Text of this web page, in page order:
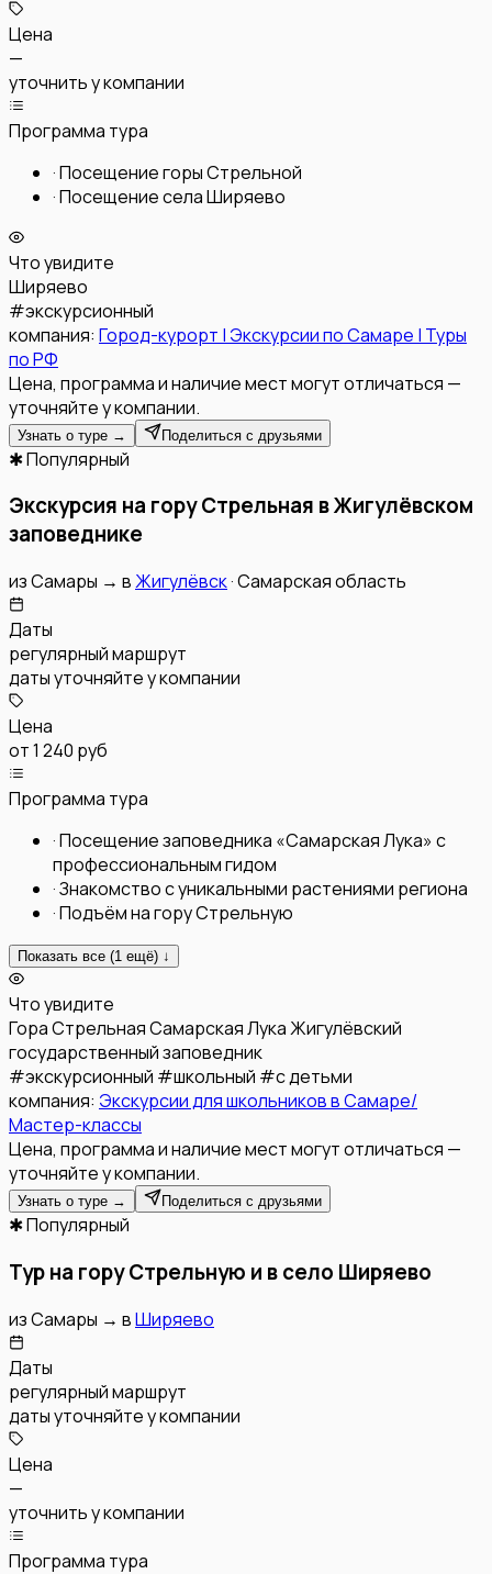
Цена
—
уточнить у компании
Программа тура
·Посещение горы Стрельной
·Посещение села Ширяево
Что увидите
Ширяево
#экскурсионный
компания: Город-курорт | Экскурсии по Самаре | Туры
по РФ
Цена, программа и наличие мест могут отличаться —
уточняйте у компании.
Узнать о туре → Поделиться с друзьями
✱ Популярный
Экскурсия на гору Стрельная в Жигулёвском
заповеднике
изСамары → вЖигулёвск·Самарская область
Даты
регулярный маршрут
даты уточняйте у компании
Цена
от1 240 руб
Программа тура
·Посещение заповедника «Самарская Лука» с
профессиональным гидом
·Знакомство с уникальными растениями региона
·Подъём на гору Стрельную
Показать все (1 ещё) ↓
Что увидите
Гора СтрельнаяСамарская ЛукаЖигулёвский
государственный заповедник
#экскурсионный #школьный #с детьми
компания: Экскурсии для школьников в Самаре/
Мастер-классы
Цена, программа и наличие мест могут отличаться —
уточняйте у компании.
Узнать о туре → Поделиться с друзьями
✱ Популярный
Тур на гору Стрельную и в село Ширяево
изСамары → вШиряево
Даты
регулярный маршрут
даты уточняйте у компании
Цена
—
уточнить у компании
Программа тура